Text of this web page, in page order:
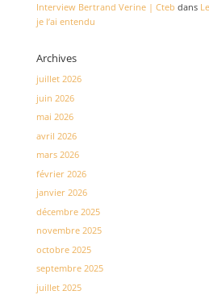
Interview Bertrand Verine | Cteb dans
je l’ai entendu
Archives
juillet 2026
juin 2026
mai 2026
avril 2026
mars 2026
février 2026
janvier 2026
décembre 2025
novembre 2025
octobre 2025
septembre 2025
juillet 2025